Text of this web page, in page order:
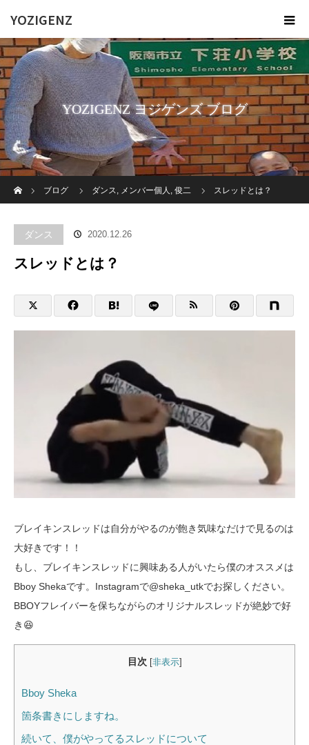
YOZIGENZ
YOZIGENZ ヨジゲンズ ブログ
ブログ
ダンス, メンバー個人 , 俊二 スレッドとは？
ダンス 2020.12.26
スレッドとは？
ブレイキンスレッドは自分がやるのが飽き気味なだけで見るのは
大好きです！！
もし、ブレイキンスレッドに興味ある人がいたら僕のオススメは
Bboy Shekaです。Instagramで@sheka_utkでお探しください。
BBOYフレイバーを保ちながらのオリジナルスレッドが絶妙で好
き😆
目次 [非表示]
Bboy Sheka
箇条書きにしますね。
続いて、僕がやってるスレッドについて